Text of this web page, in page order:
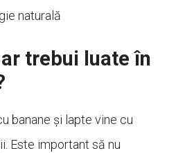
naturală
trebui luate în
banane și lapte vine cu
Este important să nu